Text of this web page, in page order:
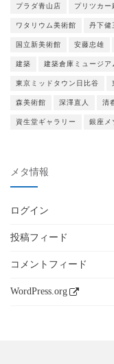
プラダ青山店 プリツカー
ワタリウム美術館 丹下健
国立新美術館 安藤忠雄
建築 建築倉庫ミュージア
東京ミッドタウン日比谷
森美術館 深澤直人 清
資生堂ギャラリー 銀座メ
メタ情報
ログイン
投稿フィード
コメントフィード
WordPress.org